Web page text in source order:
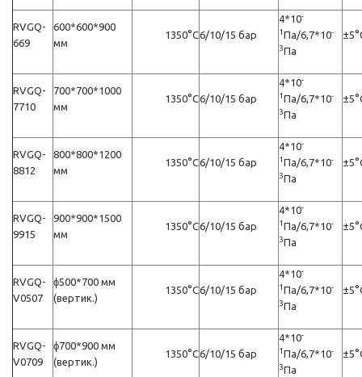
RVGQ-
669
600*600*900
мм
1350°C6/10/15 бар
4*10-
1 Пa/6,7*10-
3Пa
RVGQ-
7710
700*700*1000
мм
1350°C6/10/15 бар
4*10-
1 Пa/6,7*10-
3Пa
RVGQ-
8812
800*800*1200
мм
1350°C6/10/15 бар
4*10-
1 Пa/6,7*10-
3Пa
RVGQ-
9915
900*900*1500
мм
1350°C6/10/15 бар
4*10-
1 Пa/6,7*10-
3Пa
RVGQ-
V0507
ϕ500*700 мм
(вертик.)
1350°C6/10/15 бар
4*10-
1 Пa/6,7*10-
3Пa
RVGQ-
V0709
ϕ700*900 мм
(вертик.)
1350°C6/10/15 бар
4*10-
1 Пa/6,7*10-
3Пa